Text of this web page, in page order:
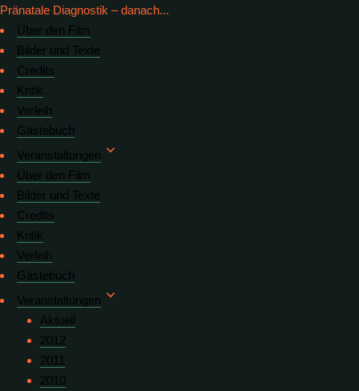
Pränatale Diagnostik – danach...
Über den Film
Bilder und Texte
Credits
Kritik
Verleih
Gästebuch
Veranstaltungen
Über den Film
Bilder und Texte
Credits
Kritik
Verleih
Gästebuch
Veranstaltungen
Aktuell
2012
2011
2010